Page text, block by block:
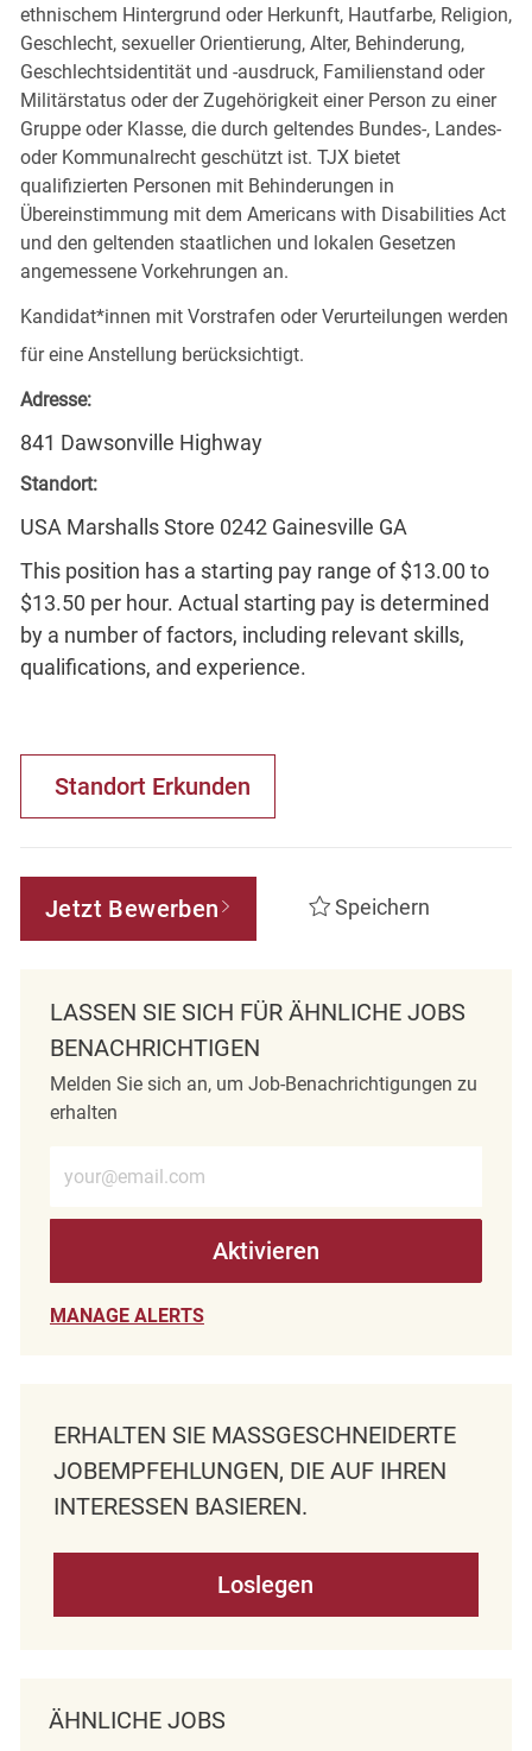
ethnischem Hintergrund oder Herkunft, Hautfarbe, Religion,
Geschlecht, sexueller Orientierung, Alter, Behinderung,
Geschlechtsidentität und -ausdruck, Familienstand oder
Militärstatus oder der Zugehörigkeit einer Person zu einer
Gruppe oder Klasse, die durch geltendes Bundes-, Landes-
oder Kommunalrecht geschützt ist. TJX bietet
qualifizierten Personen mit Behinderungen in
Übereinstimmung mit dem Americans with Disabilities Act
und den geltenden staatlichen und lokalen Gesetzen
angemessene Vorkehrungen an.
Kandidat*innen mit Vorstrafen oder Verurteilungen werden
für eine Anstellung berücksichtigt.
Adresse:
841 Dawsonville Highway
Standort:
USA Marshalls Store 0242 Gainesville GA
This position has a starting pay range of $13.00 to
$13.50 per hour. Actual starting pay is determined
by a number of factors, including relevant skills,
qualifications, and experience.
Standort Erkunden
Jetzt Bewerben Speichern
LASSEN SIE SICH FÜR ÄHNLICHE JOBS
BENACHRICHTIGEN
Melden Sie sich an, um Job-Benachrichtigungen zu
erhalten
Aktivieren
MANAGE ALERTS
ERHALTEN SIE MASSGESCHNEIDERTE J
OBEMPFEHLUNGEN, DIE AUF IHREN I
NTERESSEN BASIEREN.
Loslegen
ÄHNLICHE JOBS